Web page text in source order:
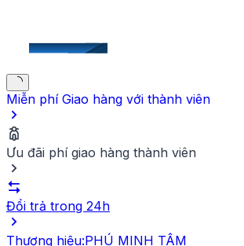
Thành phần
Ngâm và rửa sạch đậu, dùng nấu
biến các món ăn khác
Miễn phí Giao hàng với thành viên
Ưu đãi phí giao hàng thành viên
Đổi trả trong 24h
Thương hiệu:PHÚ MINH TÂM